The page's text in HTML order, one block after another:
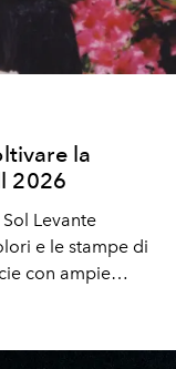
la
2026
Levante
e le stampe di
con ampie